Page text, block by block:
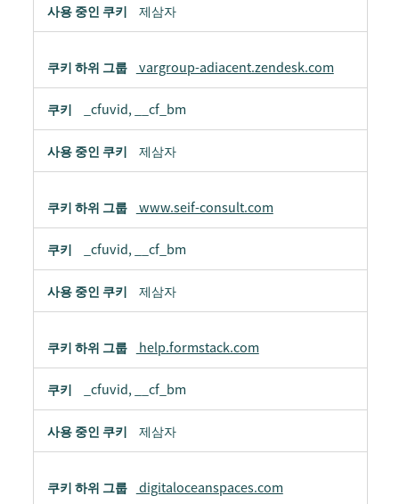
제삼자
vargroup-adiacent.zendesk.com
_cfuvid, __cf_bm
제삼자
www.seif-consult.com
_cfuvid, __cf_bm
제삼자
help.formstack.com
_cfuvid, __cf_bm
제삼자
digitaloceanspaces.com